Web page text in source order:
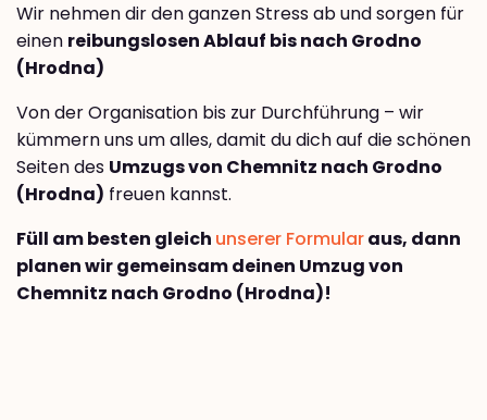
Wir nehmen dir den ganzen Stress ab und sorgen für
einen reibungslosen Ablauf bis nach Grodno
(Hrodna)
Von der Organisation bis zur Durchführung – wir
kümmern uns um alles, damit du dich auf die schönen
Seiten des Umzugs von Chemnitz nach Grodno
(Hrodna) freuen kannst.
Füll am besten gleich unserer Formularaus, dann
planen wir gemeinsam deinen Umzug von
Chemnitz nach Grodno (Hrodna)!